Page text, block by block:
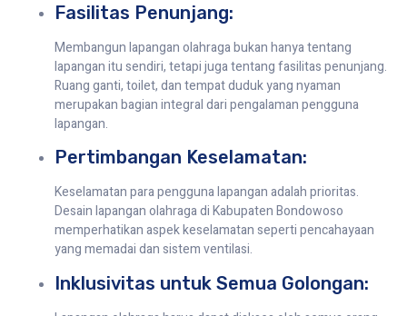
Fasilitas Penunjang:
Membangun lapangan olahraga bukan hanya tentang
lapangan itu sendiri, tetapi juga tentang fasilitas penunjang.
Ruang ganti, toilet, dan tempat duduk yang nyaman
merupakan bagian integral dari pengalaman pengguna
lapangan.
Pertimbangan Keselamatan:
Keselamatan para pengguna lapangan adalah prioritas.
Desain lapangan olahraga di Kabupaten Bondowoso
memperhatikan aspek keselamatan seperti pencahayaan
yang memadai dan sistem ventilasi.
Inklusivitas untuk Semua Golongan: